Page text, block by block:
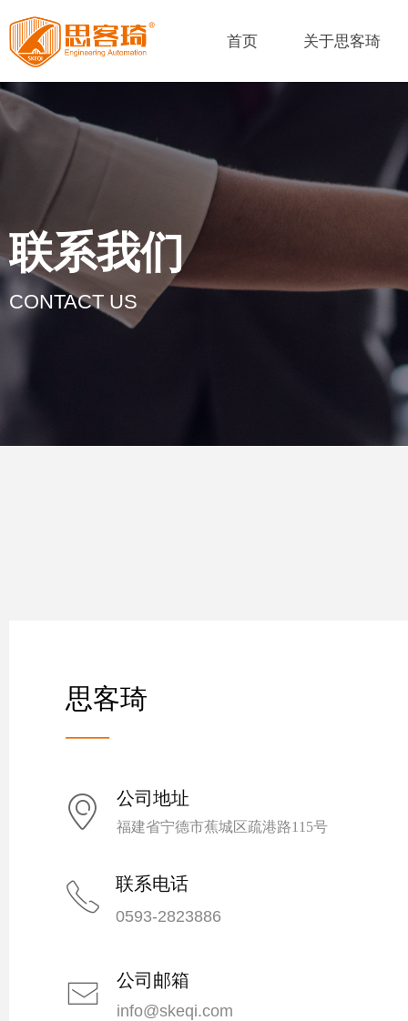
首页 关于思客琦
联系我们
CONTACT US
思客琦
——
ꀷ 公司地址
福建省宁德市蕉城区疏港路115号
ꂅ 联系电话
0593-2823886
ꂘ 公司邮箱
info@skeqi.com